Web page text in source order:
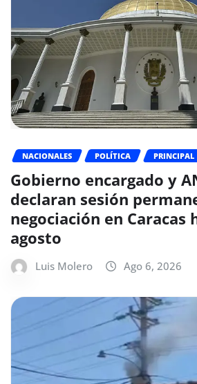
NACIONALES POLÍTICA PRINCIPAL
Gobierno encargado y
declaran sesión
negociación en Caracas
agosto
Luis Molero Ago 6, 2026